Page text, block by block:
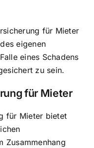
für Mieter
eigenen
eines Schadens
zu sein.
für Mieter
für Mieter bietet
Zusammenhang